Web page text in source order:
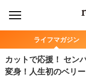
ライフマガジン
カットで応援！ セン
変身！人生初のベリ